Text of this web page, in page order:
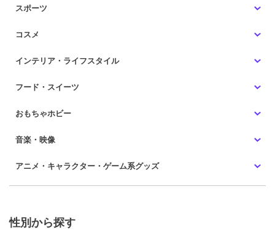
スポーツ
コスメ
インテリア・ライフスタイル
フード・スイーツ
おもちゃホビー
音楽・映像
アニメ・キャラクター・ゲーム系グッズ
性別から探す